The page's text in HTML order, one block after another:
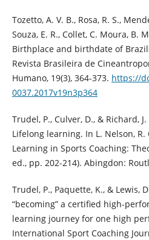
Tozetto, A. V. B., Rosa, R. S.,
Souza, E. R., Collet, C. Moura, B.
Birthplace and birthdate of
Revista Brasileira de
Humano, 19(3), 364-373. https://
0037.2017v19n3p364
Trudel, P., Culver, D., & Richard,
Lifelong learning. In L. Nelson, R.
Learning in Sports Coaching:
ed., pp. 202-214). Abingdon:
Trudel, P., Paquette, K., & Lewis,
“becoming” a certified high-
learning journey for one high
International Sport Coaching